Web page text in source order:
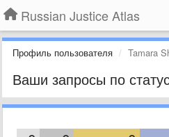
Russian Justice Atlas
Профиль пользователя Tamara
Ваши запросы по